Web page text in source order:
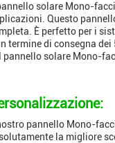
solare Mono-
Questo
È perfetto per i
termine di consegna
pannello solare Mono-
pannello Mono-
la migliore